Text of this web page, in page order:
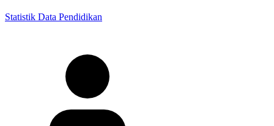
Statistik Data Pendidikan